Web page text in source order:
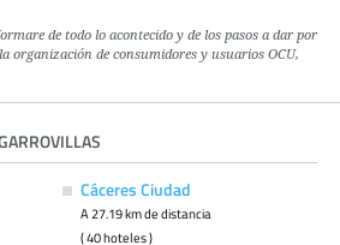
de todo lo acontecido y de los pasos a dar por
organización de consumidores y usuarios OCU,
Cáceres Ciudad
A 27.19 km de distancia
( 40 hoteles )